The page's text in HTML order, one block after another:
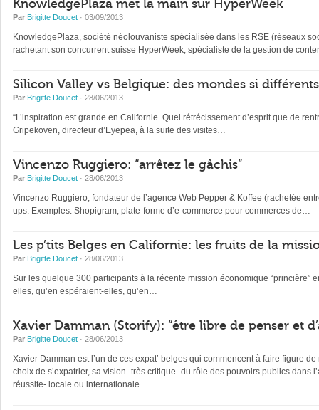
KnowledgePlaza met la main sur HyperWeek
Par Brigitte Doucet · 03/09/2013
KnowledgePlaza, société néolouvaniste spécialisée dans les RSE (réseaux
rachetant son concurrent suisse HyperWeek, spécialiste de la gestion de
Silicon Valley vs Belgique: des mondes si différents
Par Brigitte Doucet · 28/06/2013
“L’inspiration est grande en Californie. Quel rétrécissement d’esprit que de
Gripekoven, directeur d’Eyepea, à la suite des visites…
Vincenzo Ruggiero: “arrêtez le gâchis”
Par Brigitte Doucet · 28/06/2013
Vincenzo Ruggiero, fondateur de l’agence Web Pepper & Koffee (rachetée
ups. Exemples: Shopigram, plate-forme d’e-commerce pour commerces de…
Les p’tits Belges en Californie: les fruits de la
Par Brigitte Doucet · 28/06/2013
Sur les quelque 300 participants à la récente mission économique
elles, qu’en espéraient-elles, qu’en…
Xavier Damman (Storify): “être libre de penser et
Par Brigitte Doucet · 28/06/2013
Xavier Damman est l’un de ces expat’ belges qui commencent à faire figure
choix de s’expatrier, sa vision- très critique- du rôle des pouvoirs publics
réussite- locale ou internationale.